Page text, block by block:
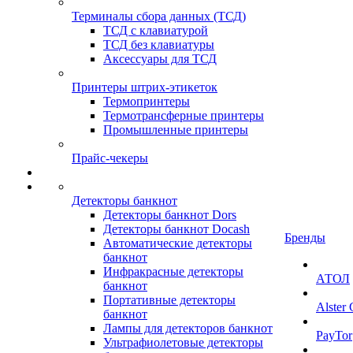
Терминалы сбора данных (ТСД)
ТСД с клавиатурой
ТСД без клавиатуры
Аксессуары для ТСД
Принтеры штрих-этикеток
Термопринтеры
Термотрансферные принтеры
Промышленные принтеры
Прайс-чекеры
Детекторы банкнот
Детекторы банкнот Dors
Детекторы банкнот Docash
Автоматические детекторы
банкнот
Инфракрасные детекторы
банкнот
Портативные детекторы
банкнот
Лампы для детекторов банкнот
Ультрафиолетовые детекторы
Бренды
АТОЛ
Alster
PayTor